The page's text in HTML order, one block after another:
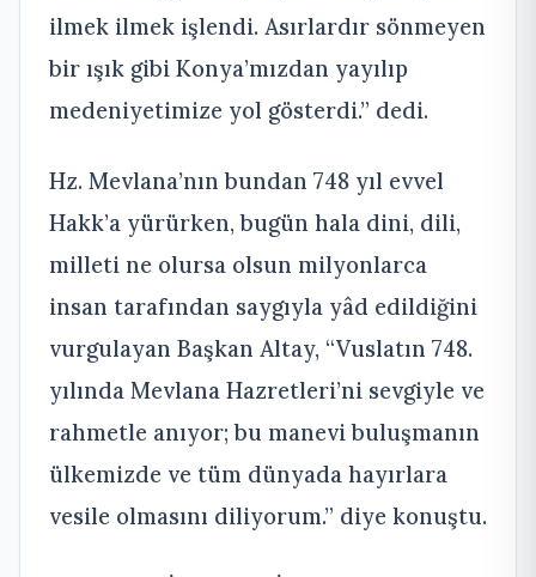
ilmek ilmek işlendi. Asırlardır sönmeyen
bir ışık gibi Konya’mızdan yayılıp
medeniyetimize yol gösterdi.” dedi.
Hz. Mevlana’nın bundan 748 yıl evvel
Hakk’a yürürken, bugün hala dini, dili,
milleti ne olursa olsun milyonlarca
insan tarafından saygıyla yâd edildiğini
vurgulayan Başkan Altay, “Vuslatın 748.
yılında Mevlana Hazretleri’ni sevgiyle ve
rahmetle anıyor; bu manevi buluşmanın
ülkemizde ve tüm dünyada hayırlara
vesile olmasını diliyorum.” diye konuştu.